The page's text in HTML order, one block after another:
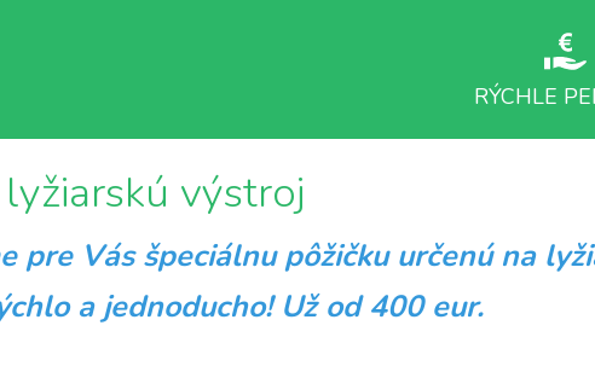
RÝCHLE
výstroj
pre Vás špeciálnu pôžičku určenú na
a jednoducho! Už od 400 eur.